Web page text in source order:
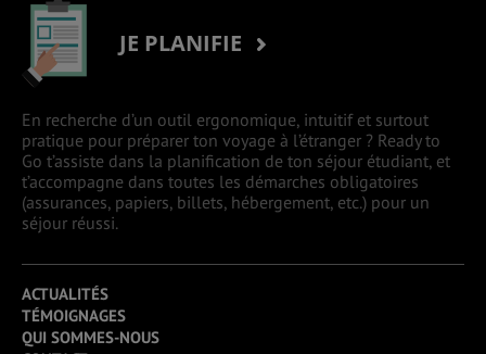
JE PLANIFIE
En recherche d’un outil ergonomique, intuitif et surtout
pratique pour préparer ton voyage à l’étranger ? Ready to
Go t’assiste dans la planification de ton séjour étudiant, et
t’accompagne dans toutes les démarches obligatoires
(assurances, papiers, billets, hébergement, etc.) pour un
séjour réussi.
ACTUALITÉS
TÉMOIGNAGES
QUI SOMMES-NOUS